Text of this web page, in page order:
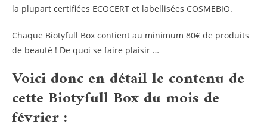
la plupart certifiées ECOCERT et labellisées COSMEBIO.
Chaque Biotyfull Box contient au minimum 80€ de produits
de beauté ! De quoi se faire plaisir …
Voici donc en détail le contenu de
cette Biotyfull Box du mois de
février :